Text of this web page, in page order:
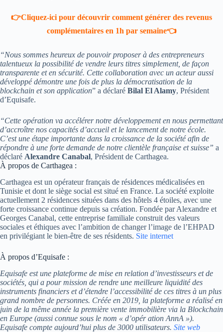
👉Cliquez-ici pour découvrir comment générer des revenus
complémentaires en 1h par semaine👈
“Nous sommes heureux de pouvoir proposer à des entrepreneurs
talentueux la possibilité de vendre leurs titres simplement, de façon
transparente et en sécurité. Cette collaboration avec un acteur aussi
développé démontre une fois de plus la démocratisation de la
blockchain et son application” a déclaré Bilal El Alamy, Président
d’Equisafe.
“Cette opération va accélérer notre développement en nous permettant
d’accroître nos capacités d’accueil et le lancement de notre école.
C’est une étape importante dans la croissance de la société afin de
répondre à une forte demande de notre clientèle française et suisse” a
déclaré Alexandre Canabal, Président de Carthagea.
À propos de Carthagea :
Carthagea est un opérateur français de résidences médicalisées en
Tunisie et dont le siège social est situé en France. La société exploite
actuellement 2 résidences situées dans des hôtels 4 étoiles, avec une
forte croissance continue depuis sa création. Fondée par Alexandre et
Georges Canabal, cette entreprise familiale construit des valeurs
sociales et éthiques avec l’ambition de changer l’image de l’EHPAD
en privilégiant le bien-être de ses résidents. Site internet
À propos d’Equisafe :
Equisafe est une plateforme de mise en relation d’investisseurs et de
sociétés, qui a pour mission de rendre une meilleure liquidité des
instruments financiers et d’étendre l’accessibilité de ces titres à un plus
grand nombre de personnes. Créée en 2019, la plateforme a réalisé en
juin de la même année la première vente immobilière via la Blockchain
en Europe (aussi connue sous le nom « d’opér ation AnnA »).
Equisafe compte aujourd’hui plus de 3000 utilisateurs. Site web